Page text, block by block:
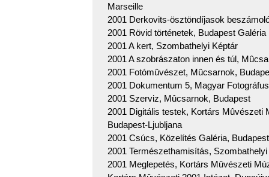
Marseille
2001 Derkovits-ösztöndíjasok
2001 Rövid történetek, Budapest
2001 A kert, Szombathelyi Képtár
2001 A szobrászaton innen és túl,
2001 Fotómûvészet, Mûcsarnok,
2001 Dokumentum 5, Magyar
2001 Szerviz, Mûcsarnok, Budapest
2001 Digitális testek, Kortárs Mûvészeti
Budapest-Ljubljana
2001 Csúcs, Közelítés Galéria, Budapest
2001 Természethamisítás,
2001 Meglepetés, Kortárs Mûvészeti